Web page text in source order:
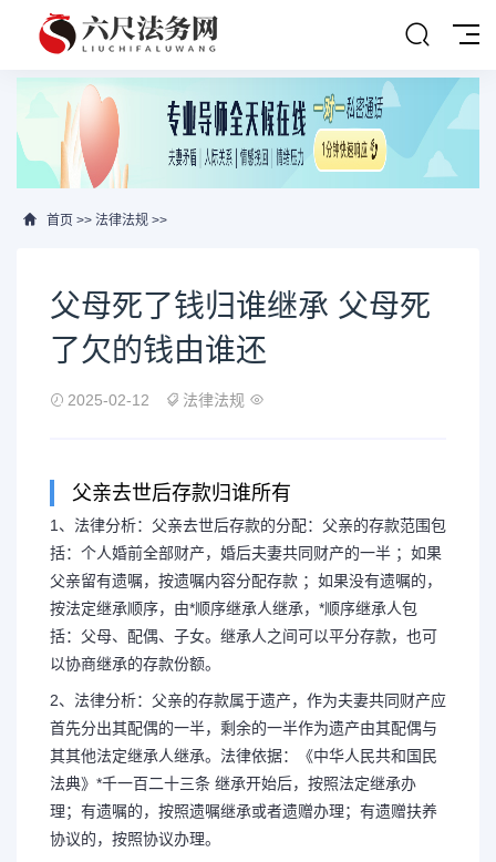
首页 >> 法律法规 >>
父母死了钱归谁继承 父母死
了欠的钱由谁还
2025-02-12 法律法规
父亲去世后存款归谁所有
1、法律分析：父亲去世后存款的分配：父亲的存款范围包
括：个人婚前全部财产，婚后夫妻共同财产的一半 ；如果
父亲留有遗嘱，按遗嘱内容分配存款 ；如果没有遗嘱的，
按法定继承顺序，由*顺序继承人继承，*顺序继承人包
括：父母、配偶、子女。继承人之间可以平分存款，也可
以协商继承的存款份额。
2、法律分析：父亲的存款属于遗产，作为夫妻共同财产应
首先分出其配偶的一半，剩余的一半作为遗产由其配偶与
其其他法定继承人继承。法律依据：《中华人民共和国民
法典》*千一百二十三条 继承开始后，按照法定继承办
理；有遗嘱的，按照遗嘱继承或者遗赠办理；有遗赠扶养
协议的，按照协议办理。
父母死了钱归谁继承 父
谁还
1、法律分析：父亲去世后存款
包括：个人婚前全部财产，婚后夫
父亲留有遗嘱，按遗嘱内容分配存